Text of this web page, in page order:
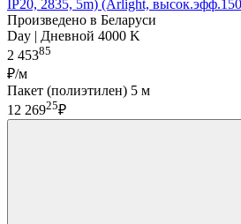
IP20, 2835, 5m) (Arlight,
Произведено в Беларуси
Day | Дневной 4000 K
2 45385
₽/м
Пакет (полиэтилен) 5 м
12 26925₽